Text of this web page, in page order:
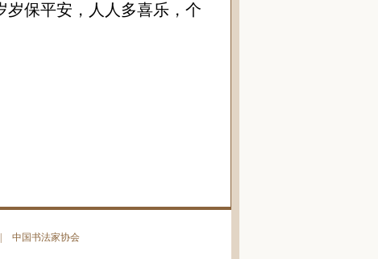
岁保平安，人人多喜乐，个
中国书法家协会